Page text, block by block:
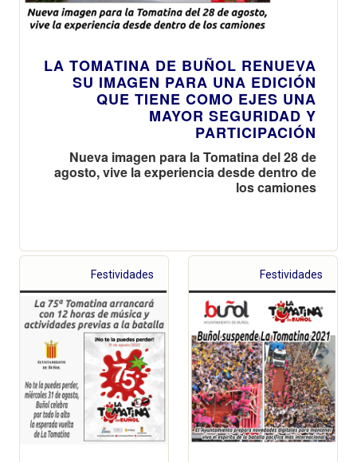
LA TOMATINA DE BUÑOL RENUEVA
SU IMAGEN PARA UNA EDICIÓN
QUE TIENE COMO EJES UNA
MAYOR SEGURIDAD Y
PARTICIPACIÓN
Nueva imagen para la Tomatina del 28 de
agosto, vive la experiencia desde dentro de
los camiones
Festividades Festividades